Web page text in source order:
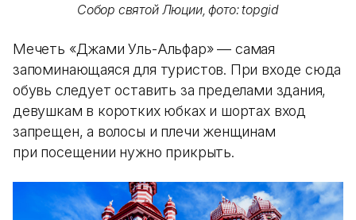
Собор святой Люции, фото: topgid
Мечеть «Джами Уль-Альфар» — самая
запоминающаяся для туристов. При входе сюда
обувь следует оставить за пределами здания,
девушкам в коротких юбках и шортах вход
запрещен, а волосы и плечи женщинам
при посещении нужно прикрыть.